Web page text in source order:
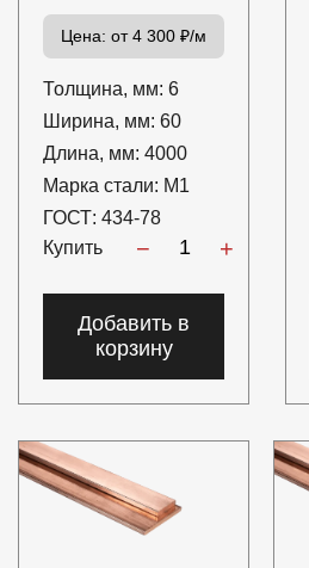
Цена: от 4 300 ₽/м
Толщина, мм: 6
Ширина, мм: 60
Длина, мм: 4000
Марка стали: М1
ГОСТ: 434-78
Купить
− +
Добавить в
корзину